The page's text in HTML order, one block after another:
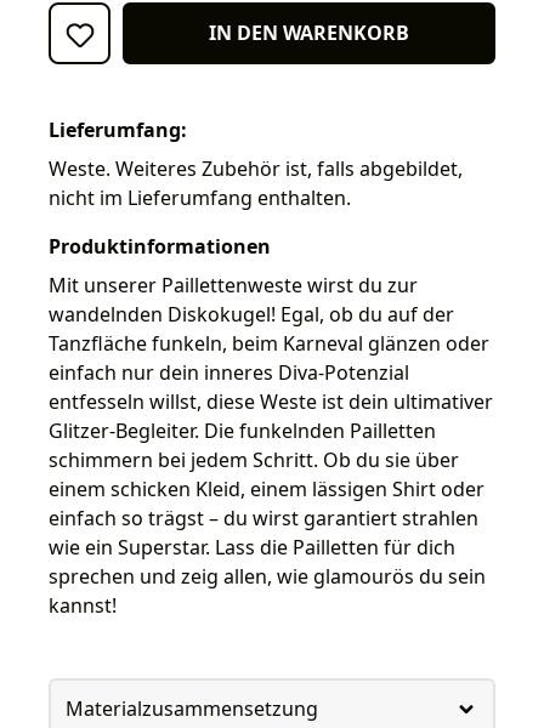
IN DEN WARENKORB
Lieferumfang:
Weste. Weiteres Zubehör ist, falls abgebildet,
nicht im Lieferumfang enthalten.
Produktinformationen
Mit unserer Paillettenweste wirst du zur
wandelnden Diskokugel! Egal, ob du auf der
Tanzfläche funkeln, beim Karneval glänzen oder
einfach nur dein inneres Diva-Potenzial
entfesseln willst, diese Weste ist dein ultimativer
Glitzer-Begleiter. Die funkelnden Pailletten
schimmern bei jedem Schritt. Ob du sie über
einem schicken Kleid, einem lässigen Shirt oder
einfach so trägst – du wirst garantiert strahlen
wie ein Superstar. Lass die Pailletten für dich
sprechen und zeig allen, wie glamourös du sein
kannst!
Materialzusammensetzung